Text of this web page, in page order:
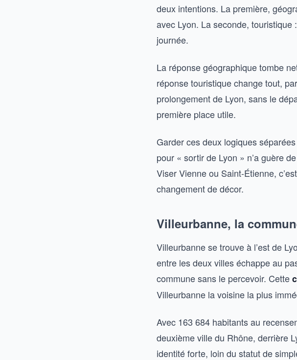
deux intentions. La première,
avec Lyon. La seconde, touristique
journée.
La réponse géographique tombe
réponse touristique change tout,
prolongement de Lyon, sans le
première place utile.
Garder ces deux logiques
pour « sortir de Lyon » n’a guère
Viser Vienne ou Saint-Étienne,
changement de décor.
Villeurbanne, la
Villeurbanne se trouve à l’est de
entre les deux villes échappe au
commune sans le percevoir. Cette
Villeurbanne la voisine la plus
Avec 163 684 habitants au
deuxième ville du Rhône, derrière
identité forte, loin du statut de